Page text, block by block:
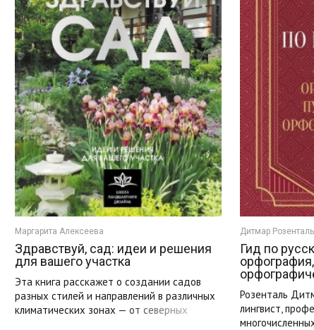
Маргарита Алексеева
Здравствуй, сад: идеи и решения
для вашего участка
Эта книга расскажет о создании садов
разных стилей и направлений в различных
климатических зонах — от северных
Дитмар Розенталь
Гид по
Розенталь
лингвист,